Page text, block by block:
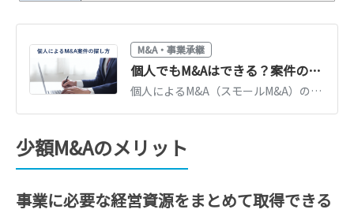
M&A・事業承継
個人でもM&Aはできる？案件の探し方・注意点を公認会計士が解説
個人によるM&A（スモールM&A）の始め方を解説。案件の探し方、資金調達、個人が買収するメリット・デメリットと失敗しないための注意点を紹介します。
少額M&Aのメリット
事業に必要な経営資源をまとめて取得できる